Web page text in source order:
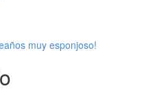
muy esponjoso!